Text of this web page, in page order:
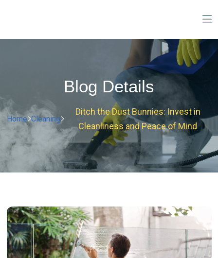
Blog Details
Home Cleaning
Ditch the Dust Bunnies: Invest in
Cleanliness and Peace of Mind